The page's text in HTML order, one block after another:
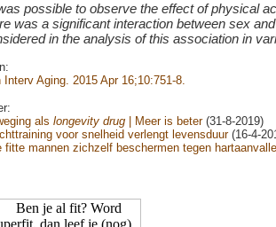
possible to observe the effect of physical
was a significant interaction between sex
in the analysis of this association in
Interv Aging. 2015 Apr 16;10:751-8.
als longevity drug | Meer is beter(31-8-2019)
voor snelheid verlengt levensduur(16-4-
fitte mannen zichzelf beschermen tegen